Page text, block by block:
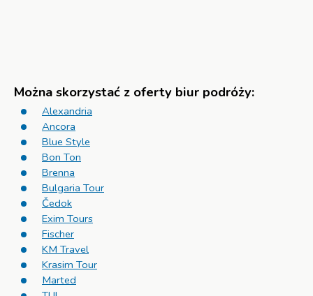
Można skorzystać z oferty biur podróży:
Alexandria
Ancora
Blue Style
Bon Ton
Brenna
Bulgaria Tour
Čedok
Exim Tours
Fischer
KM Travel
Krasim Tour
Marted